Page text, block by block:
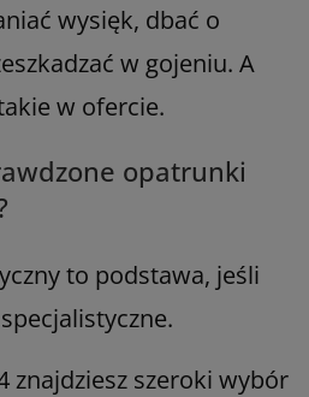
wysięk, dbać o
w gojeniu. A
w ofercie.
opatrunki
to podstawa, jeśli
znajdziesz szeroki wybór